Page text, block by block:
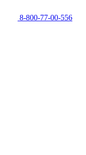
8-800-77-00-556